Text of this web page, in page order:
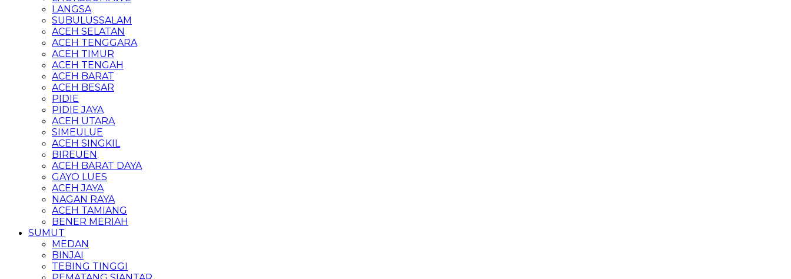
LANGSA
SUBULUSSALAM
ACEH SELATAN
ACEH TENGGARA
ACEH TIMUR
ACEH TENGAH
ACEH BARAT
ACEH BESAR
PIDIE
PIDIE JAYA
ACEH UTARA
SIMEULUE
ACEH SINGKIL
BIREUEN
ACEH BARAT DAYA
GAYO LUES
ACEH JAYA
NAGAN RAYA
ACEH TAMIANG
BENER MERIAH
SUMUT
MEDAN
BINJAI
TEBING TINGGI